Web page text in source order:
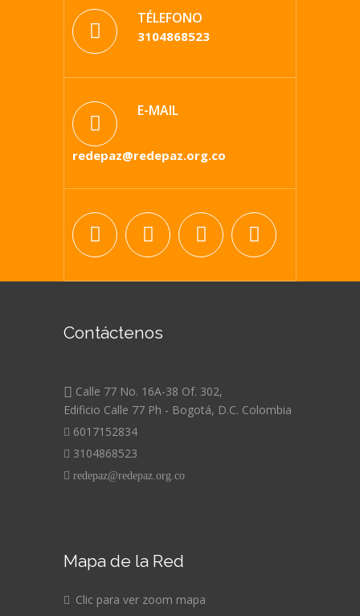
TÉLEFONO
3104868523
E-MAIL
redepaz@redepaz.org.co
Contáctenos
Calle 77 No. 16A-38 Of. 302,
Edificio Calle 77 Ph - Bogotá, D.C. Colombia
6017152834
3104868523
redepaz@redepaz.org.co
Mapa de la Red
Clic para ver zoom mapa